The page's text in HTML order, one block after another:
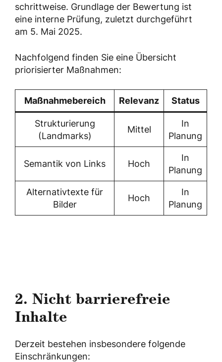
schrittweise. Grundlage der Bewertung ist
eine interne Prüfung, zuletzt durchgeführt
am 5. Mai 2025.
Nachfolgend finden Sie eine Übersicht
priorisierter Maßnahmen:
Maßnahmebereich Relevanz Status
Strukturierung
(Landmarks)
Mittel
In
Planung
Semantik von Links Hoch
In
Planung
Alternativtexte für
Bilder
Hoch
In
Planung
2. Nicht barrierefreie
Inhalte
Derzeit bestehen insbesondere folgende
Einschränkungen: